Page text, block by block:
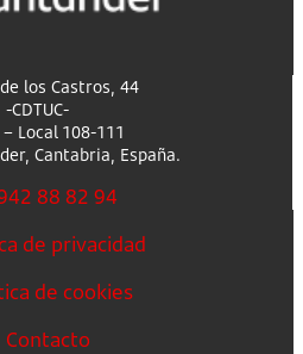
los Castros, 44
-CDTUC-
– Local 108-111
Cantabria, España.
88 82 94
de privacidad
de cookies
Contacto